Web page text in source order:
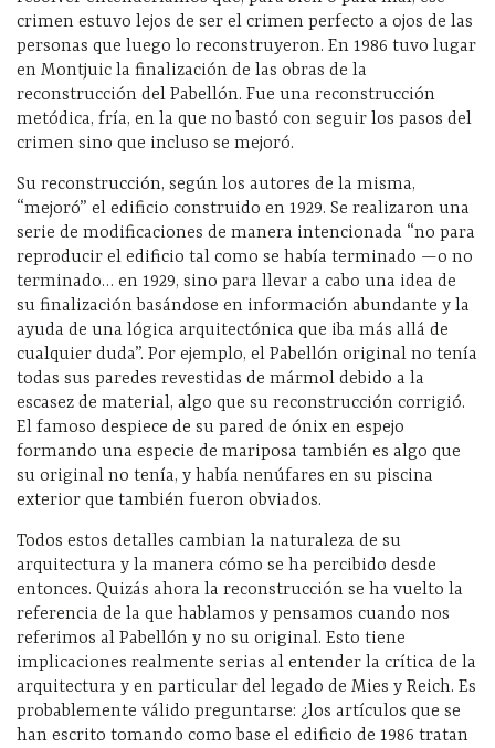
crimen estuvo lejos de ser el crimen perfecto a ojos de las
personas que luego lo reconstruyeron. En 1986 tuvo lugar
en Montjuic la finalización de las obras de la
reconstrucción del Pabellón. Fue una reconstrucción
metódica, fría, en la que no bastó con seguir los pasos del
crimen sino que incluso se mejoró.
Su reconstrucción, según los autores de la misma,
“mejoró” el edificio construido en 1929. Se realizaron una
serie de modificaciones de manera intencionada “no para
reproducir el edificio tal como se había terminado —o no
terminado… en 1929, sino para llevar a cabo una idea de
su finalización basándose en información abundante y la
ayuda de una lógica arquitectónica que iba más allá de
cualquier duda”. Por ejemplo, el Pabellón original no tenía
todas sus paredes revestidas de mármol debido a la
escasez de material, algo que su reconstrucción corrigió.
El famoso despiece de su pared de ónix en espejo
formando una especie de mariposa también es algo que
su original no tenía, y había nenúfares en su piscina
exterior que también fueron obviados.
Todos estos detalles cambian la naturaleza de su
arquitectura y la manera cómo se ha percibido desde
entonces. Quizás ahora la reconstrucción se ha vuelto la
referencia de la que hablamos y pensamos cuando nos
referimos al Pabellón y no su original. Esto tiene
implicaciones realmente serias al entender la crítica de la
arquitectura y en particular del legado de Mies y Reich. Es
probablemente válido preguntarse: ¿los artículos que se
han escrito tomando como base el edificio de 1986 tratan